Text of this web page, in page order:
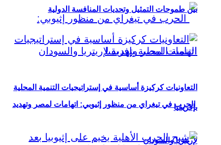
الحرب في تيغراي من منظور إثيوبي: اتهامات لمصر وتهديد
لإريتريا والسودان
بين طموحات التمثيل وتحديات المنافسة الدولية
التعاونيات كركيزة أساسية في إستراتيجيات التنمية المحلية
بإفريقيا